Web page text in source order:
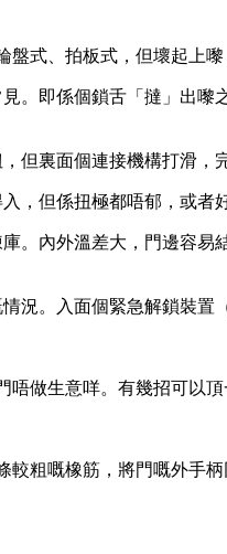
式、拍板式，但壞起上
見。即係個鎖舌「撻」出
但裏面個連接機構打滑，
入，但係扭極都唔郁，或者
。內外溫差大，門邊容易
情況。入面個緊急解鎖裝
唔做生意咩。有幾招可以
較粗嘅橡筋，將門嘅外手